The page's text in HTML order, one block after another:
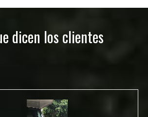
dicen los clientes